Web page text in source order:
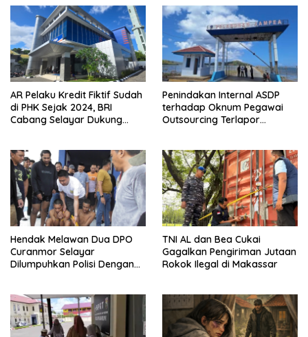
AR Pelaku Kredit Fiktif Sudah
di PHK Sejak 2024, BRI
Cabang Selayar Dukung
Penindakan Internal ASDP
terhadap Oknum Pegawai
Outsourcing Terlapor
Hendak Melawan Dua DPO
Curanmor Selayar
Dilumpuhkan Polisi Dengan
TNI AL dan Bea Cukai
Gagalkan Pengiriman Jutaan
Rokok Ilegal di Makassar